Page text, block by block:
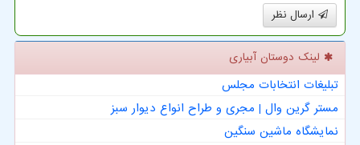
ارسال نظر
لینک دوستان آبیاری
تبلیغات انتخابات مجلس
مستر گرین وال | مجری و طراح انواع دیوار سبز
نمایشگاه ماشین سنگین